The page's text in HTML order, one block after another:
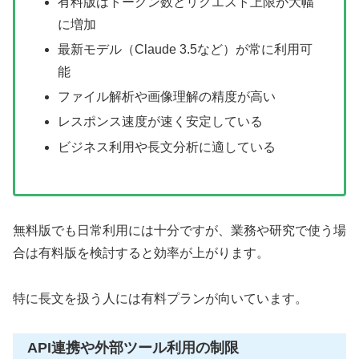
に増加
最新モデル（Claude 3.5など）が常に利用可
能
ファイル解析や画像理解の精度が高い
レスポンス速度が速く安定している
ビジネス利用や長文分析に適している
無料版でも日常利用には十分ですが、業務や研究で使う場
合は有料版を検討すると効率が上がります。
特に長文を扱う人には有料プランが向いています。
API連携や外部ツール利用の制限